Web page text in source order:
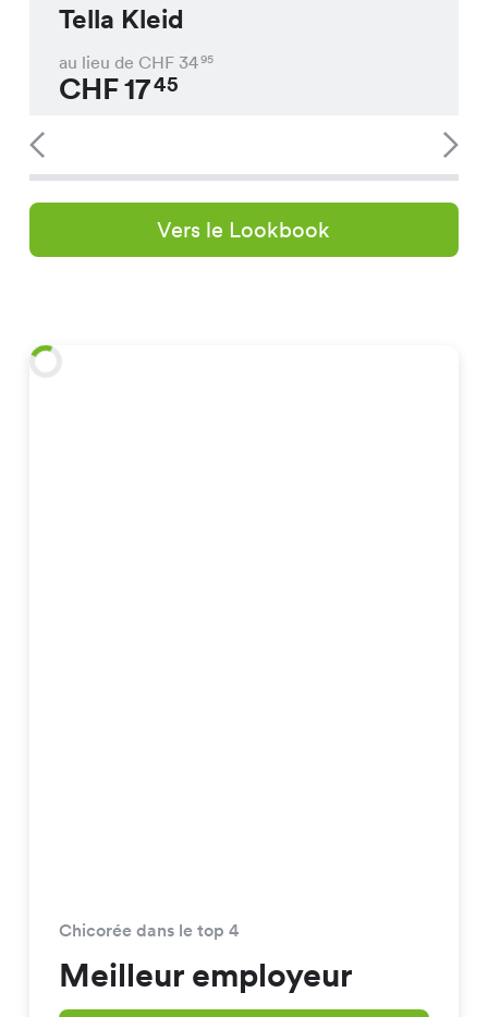
Tella Kleid
au lieu de CHF 3495
CHF1745
Vers le Lookbook
Chicorée dans le top 4
Meilleur employeur